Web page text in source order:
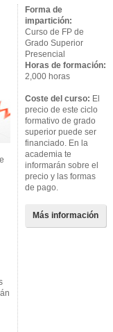
Forma de
impartición:
Curso de FP de
Grado Superior
Presencial
Horas de formación:
2,000 horas
Coste del curso: El
precio de este ciclo
formativo de grado
superior puede ser
financiado. En la
academia te
informarán sobre el
precio y las formas
de pago.
Más información